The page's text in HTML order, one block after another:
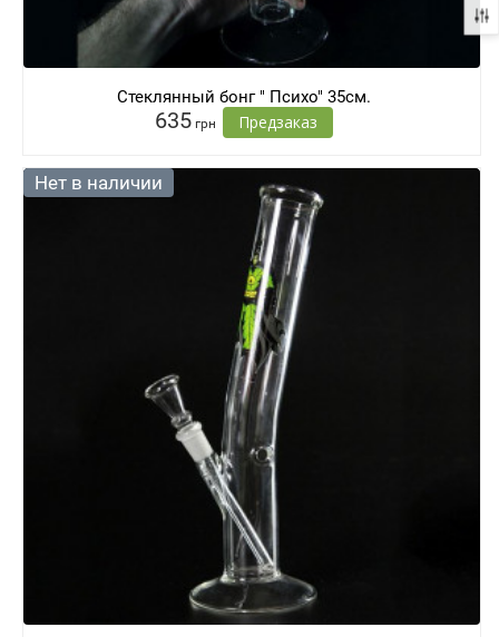
Стеклянный бонг " Психо" 35см.
635 грн Предзаказ
Нет в наличии